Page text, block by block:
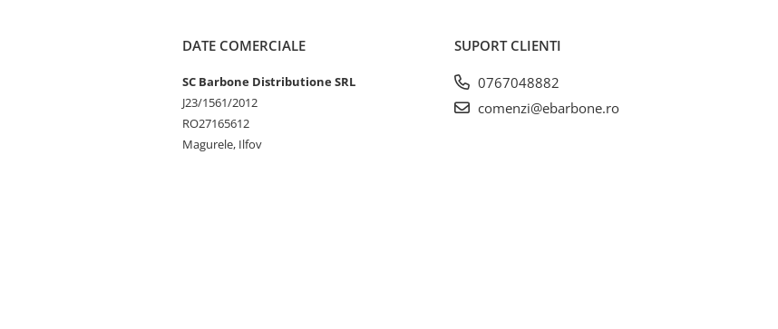
DATE COMERCIALE
SC Barbone Distributione SRL
J23/1561/2012
RO27165612
Magurele, Ilfov
SUPORT CLIENTI
0767048882
comenzi@ebarbone.ro